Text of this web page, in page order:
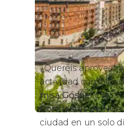
¿Queréis
actividad
misa Góspely
Contrastes de
ciudad en un solo